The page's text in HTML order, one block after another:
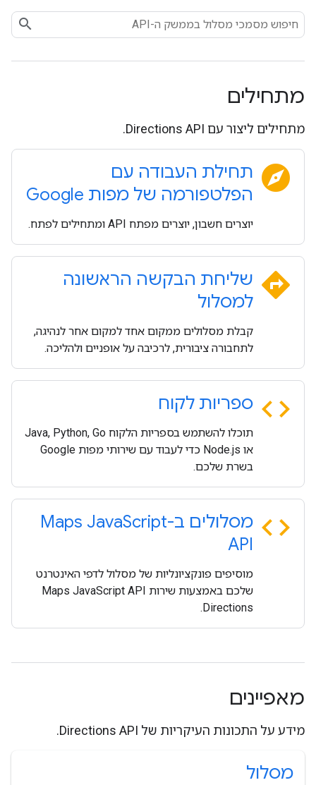
מתחילים
מתחילים ליצור עם Directions API.
explore תחילת העבודה עם
הפלטפורמה של מפות Google
יוצרים חשבון, יוצרים מפתח API ומתחילים לפתח.
directions שליחת הבקשה הראשונה
למסלול
קבלת מסלולים ממקום אחד למקום אחר לנהיגה,
לתחבורה ציבורית, לרכיבה על אופניים ולהליכה.
code ספריות לקוח
תוכלו להשתמש בספריות הלקוח Java, Python, Go
או Node.js כדי לעבוד עם שירותי מפות Google
בשרת שלכם.
code מסלולים ב-Maps JavaScript
API
מוסיפים פונקציונליות של מסלול לדפי האינטרנט
שלכם באמצעות שירות Maps JavaScript API
Directions.
מאפיינים
מידע על התכונות העיקריות של Directions API.
מסלול